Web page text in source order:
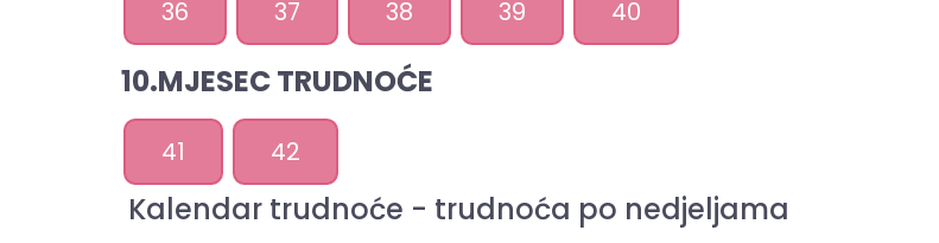
36 37 38 39 40
10.MJESEC TRUDNOĆE
41 42
Kalendar trudnoće - trudnoća po nedjeljama